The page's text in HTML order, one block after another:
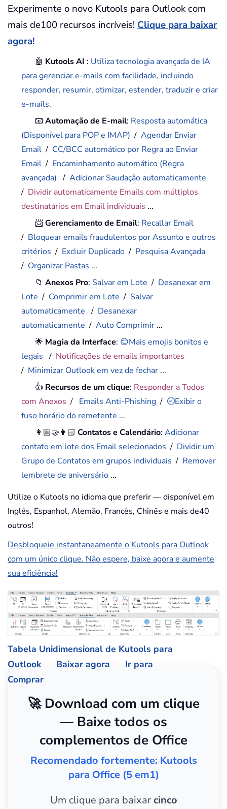
Experimente o novo Kutools para Outlook com
mais de100 recursos incríveis! Clique para baixar
agora!
🤖 Kutools AI : Utiliza tecnologia avançada de IA
para gerenciar e-mails com facilidade, incluindo
responder, resumir, otimizar, estender, traduzir e criar
e-mails.
📧Automação de E-mail: Resposta automática
(Disponível para POP e IMAP) /Agendar Enviar
Email / CC/BCC automático por Regra ao Enviar
Email / Encaminhamento automático (Regra
avançada) /Adicionar Saudação automaticamente
/ Dividir automaticamente Emails com múltiplos
destinatários em Email individuais ...
📨Gerenciamento de Email: Recallar Email
/ Bloquear emails fraudulentos por Assunto e outros
critérios / Excluir Duplicado / Pesquisa Avançada
/ Organizar Pastas ...
📁Anexos Pro: Salvar em Lote / Desanexar em
Lote / Comprimir em Lote / Salvar
automaticamente / Desanexar
automaticamente /Auto Comprimir ...
🌟 Magia da Interface: 😊Mais emojis bonitos e
legais / Notificações de emails importantes
/ Minimizar Outlook em vez de fechar ...
👍 Recursos de um clique: Responder a Todos
com Anexos / Emails Anti-Phishing / 🕘Exibir o
fuso horário do remetente ...
👩🏼‍🤝‍👩🏻Contatos e Calendário:Adicionar
contato em lote dos Email selecionados / Dividir um
Grupo de Contatos em grupos individuais / Remover
lembrete de aniversário ...
Utilize o Kutools no idioma que preferir — disponível em
Inglês, Espanhol, Alemão, Francês, Chinês e mais de40
outros!
Desbloqueie instantaneamente o Kutools para Outlook
com um único clique. Não espere, baixe agora e aumente
sua eficiência!
Tabela Unidimensional de Kutools para
Outlook
Baixar agora
Ir para
Comprar
🚀 Download com um clique
— Baixe todos os
complementos de Office
Recomendado fortemente: Kutools
para Office (5 em1)
Um clique para baixarcinco